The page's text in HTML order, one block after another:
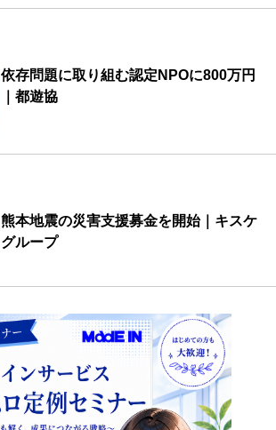
依存問題に取り組む認定NPOに800万円
｜都遊協
熊本地震の災害支援募金を開始｜キスケ
グループ